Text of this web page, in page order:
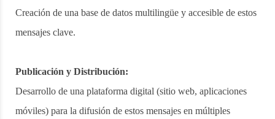
Creación de una base de datos multilingüe y accesible de estos
mensajes clave.
Publicación y Distribución:
Desarrollo de una plataforma digital (sitio web, aplicaciones
móviles) para la difusión de estos mensajes en múltiples